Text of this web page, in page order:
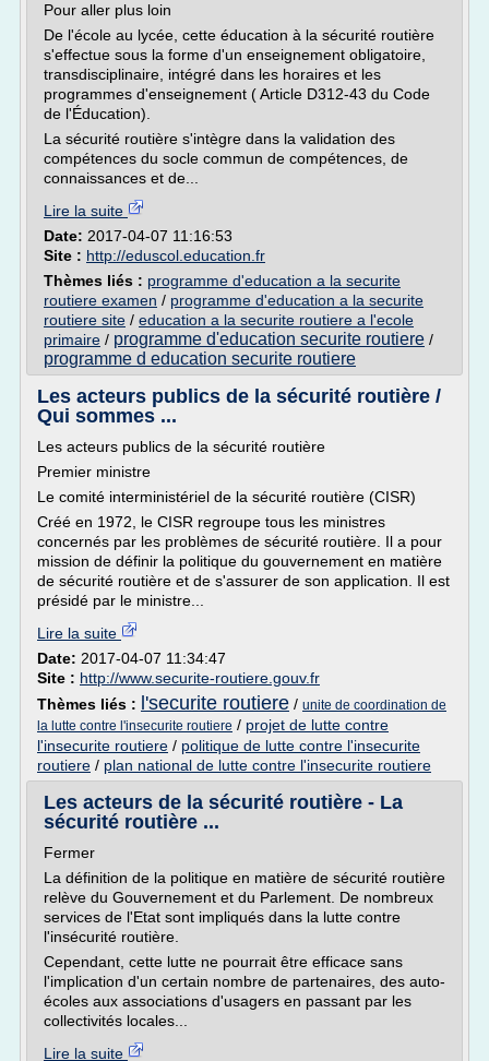
Pour aller plus loin
De l'école au lycée, cette éducation à la sécurité routière
s'effectue sous la forme d'un enseignement obligatoire,
transdisciplinaire, intégré dans les horaires et les
programmes d'enseignement ( Article D312-43 du Code
de l'Éducation).
La sécurité routière s'intègre dans la validation des
compétences du socle commun de compétences, de
connaissances et de...
Lire la suite
Date: 2017-04-07 11:16:53
Site : http://eduscol.education.fr
Thèmes liés : programme d'education a la securite
routiere examen / programme d'education a la securite
routiere site / education a la securite routiere a l'ecole
primaire / programme d'education securite routiere /
programme d education securite routiere
Les acteurs publics de la sécurité routière /
Qui sommes ...
Les acteurs publics de la sécurité routière
Premier ministre
Le comité interministériel de la sécurité routière (CISR)
Créé en 1972, le CISR regroupe tous les ministres
concernés par les problèmes de sécurité routière. Il a pour
mission de définir la politique du gouvernement en matière
de sécurité routière et de s'assurer de son application. Il est
présidé par le ministre...
Lire la suite
Date: 2017-04-07 11:34:47
Site : http://www.securite-routiere.gouv.fr
Thèmes liés :
l'securite routiere / unite de coordination de
la lutte contre l'insecurite routiere / projet de lutte contre
l'insecurite routiere / politique de lutte contre l'insecurite
routiere / plan national de lutte contre l'insecurite routiere
Les acteurs de la sécurité routière - La
sécurité routière ...
Fermer
La définition de la politique en matière de sécurité routière
relève du Gouvernement et du Parlement. De nombreux
services de l'Etat sont impliqués dans la lutte contre
l'insécurité routière.
Cependant, cette lutte ne pourrait être efficace sans
l'implication d'un certain nombre de partenaires, des auto-
écoles aux associations d'usagers en passant par les
collectivités locales...
Lire la suite